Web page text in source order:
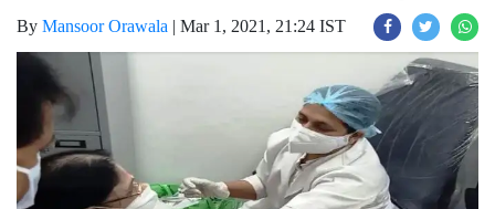
By Mansoor Orawala | Mar 1, 2021, 21:24 IST